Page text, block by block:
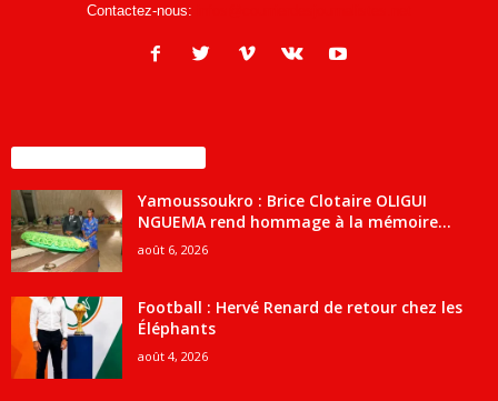
Contactez-nous:
Yamoussoukro : Brice Clotaire OLIGUI
NGUEMA rend hommage à la mémoire...
août 6, 2026
Football : Hervé Renard de retour chez les
Éléphants
août 4, 2026